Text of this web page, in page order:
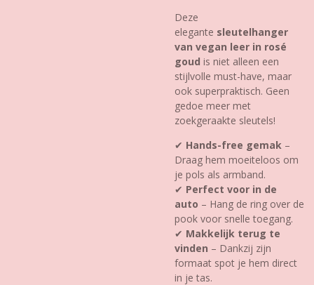
Deze
elegante sleutelhanger
van vegan leer in rosé
goud is niet alleen een
stijlvolle must-have, maar
ook superpraktisch. Geen
gedoe meer met
zoekgeraakte sleutels!
✔ Hands-free gemak –
Draag hem moeiteloos om
je pols als armband.
✔ Perfect voor in de
auto – Hang de ring over de
pook voor snelle toegang.
✔ Makkelijk terug te
vinden – Dankzij zijn
formaat spot je hem direct
in je tas.